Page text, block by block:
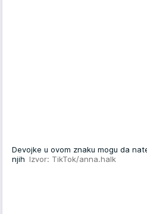
Devojke u ovom znaku mogu da
njih Izvor: TikTok/anna.halk